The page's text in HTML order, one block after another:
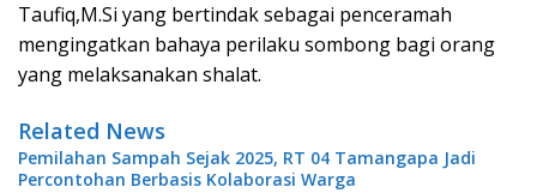
Taufiq,M.Si yang bertindak sebagai penceramah
mengingatkan bahaya perilaku sombong bagi orang
yang melaksanakan shalat.
Related News
Pemilahan Sampah Sejak 2025, RT 04 Tamangapa Jadi
Percontohan Berbasis Kolaborasi Warga